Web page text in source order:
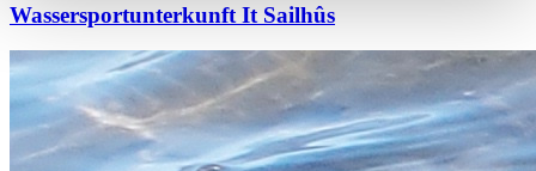
Wassersportunterkunft It Sailhûs